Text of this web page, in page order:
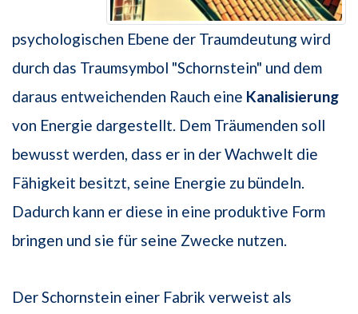
psychologischen Ebene der Traumdeutung wird
durch das Traumsymbol "Schornstein" und dem
daraus entweichenden Rauch eine Kanalisierung
von Energie dargestellt. Dem Träumenden soll
bewusst werden, dass er in der Wachwelt die
Fähigkeit besitzt, seine Energie zu bündeln.
Dadurch kann er diese in eine produktive Form
bringen und sie für seine Zwecke nutzen.
Der Schornstein einer Fabrik verweist als